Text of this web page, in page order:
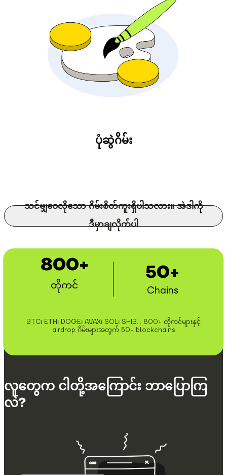
ပုံဆွဲဂိမ်း
သင်မျှဝေလိုသော ဂိမ်းစိတ်ကူးရှိပါသလား။ အဲဒါကို
ဒီမှာချလိုက်ပါ
တိုကင်
800+
Chains
50+
BTC၊ ETH၊ DOGE၊ AVAX၊ SOL၊ SHIB... 800+ တိုကင်များနှင့်
airdrop ဂိမ်းများအတွက် 50+ blockchains
လူတွေက ငါတို့အကြောင်း ဘာပြောကြ
လဲ?